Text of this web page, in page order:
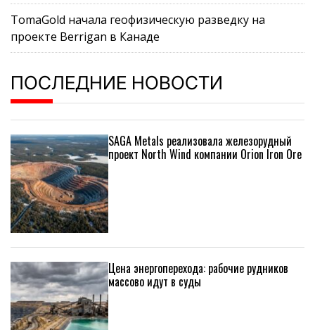
TomaGold начала геофизическую разведку на
проекте Berrigan в Канаде
ПОСЛЕДНИЕ НОВОСТИ
SAGA Metals реализовала железорудный
проект North Wind компании Orion Iron Ore
Цена энергоперехода: рабочие рудников
массово идут в суды